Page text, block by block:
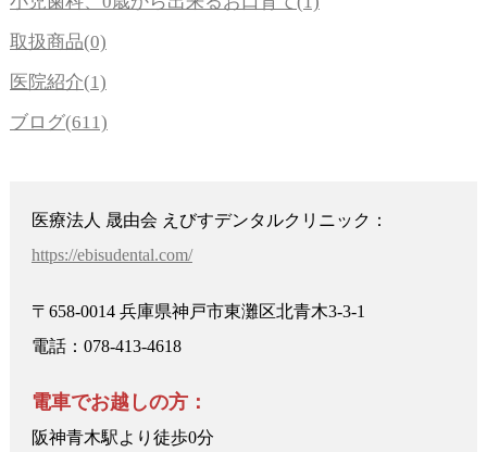
取扱商品(0)
医院紹介(1)
ブログ(611)
医療法人 晟由会 えびすデンタルクリニック：
https://ebisudental.com/
〒658-0014 兵庫県神戸市東灘区北青木3-3-1
電話：078-413-4618
電車でお越しの方：
阪神青木駅より徒歩0分